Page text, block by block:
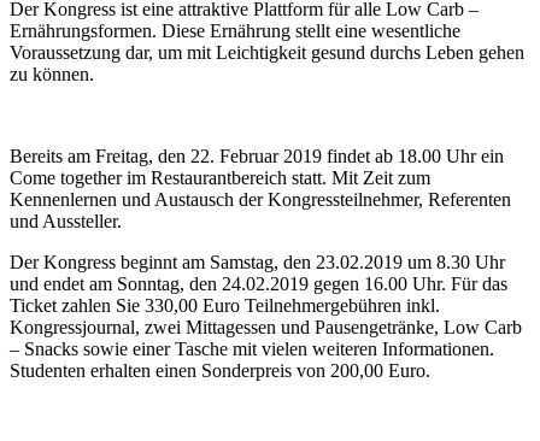
Der Kongress ist eine attraktive Plattform für alle Low Carb –
Ernährungsformen. Diese Ernährung stellt eine wesentliche
Voraussetzung dar, um mit Leichtigkeit gesund durchs Leben gehen
zu können.
Bereits am Freitag, den 22. Februar 2019 findet ab 18.00 Uhr ein
Come together im Restaurantbereich statt. Mit Zeit zum
Kennenlernen und Austausch der Kongressteilnehmer, Referenten
und Aussteller.
Der Kongress beginnt am Samstag, den 23.02.2019 um 8.30 Uhr
und endet am Sonntag, den 24.02.2019 gegen 16.00 Uhr. Für das
Ticket zahlen Sie 330,00 Euro Teilnehmergebühren inkl.
Kongressjournal, zwei Mittagessen und Pausengetränke, Low Carb
– Snacks sowie einer Tasche mit vielen weiteren Informationen.
Studenten erhalten einen Sonderpreis von 200,00 Euro.